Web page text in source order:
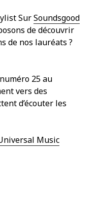
SurSoundsgood
de découvrir
de nos lauréats ?
25 au
vers des
d’écouter les
Music